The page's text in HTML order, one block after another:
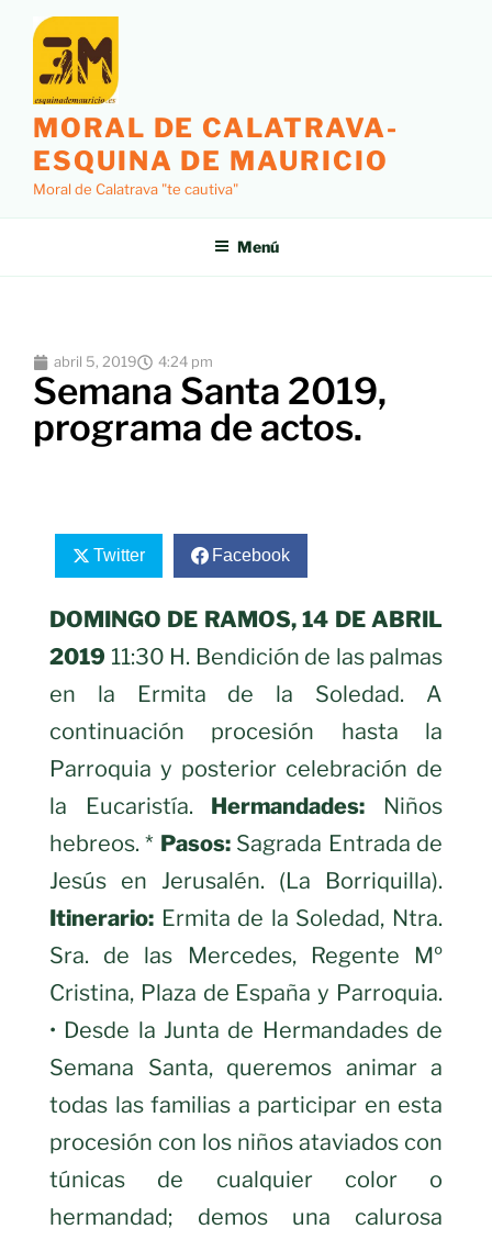
MORAL DE CALATRAVA-
ESQUINA DE MAURICIO
Moral de Calatrava "te cautiva"
Menú
abril 5, 2019 4:24 pm
Semana Santa 2019,
programa de actos.
Twitter Facebook
DOMINGO DE RAMOS, 14 DE ABRIL
2019 11:30 H. Bendición de las palmas
en la Ermita de la Soledad. A
continuación procesión hasta la
Parroquia y posterior celebración de
la Eucaristía. Hermandades: Niños
hebreos. * Pasos: Sagrada Entrada de
Jesús en Jerusalén. (La Borriquilla).
Itinerario: Ermita de la Soledad, Ntra.
Sra. de las Mercedes, Regente Mº
Cristina, Plaza de España y Parroquia.
• Desde la Junta de Hermandades de
Semana Santa, queremos animar a
todas las familias a participar en esta
procesión con los niños ataviados con
túnicas de cualquier color o
hermandad; demos una calurosa